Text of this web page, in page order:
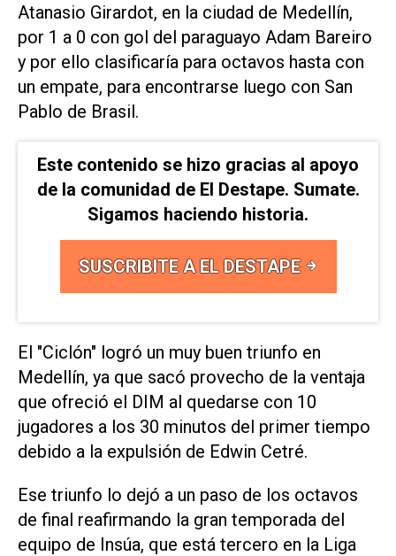
Atanasio Girardot, en la ciudad de Medellín,
por 1 a 0 con gol del paraguayo Adam Bareiro
y por ello clasificaría para octavos hasta con
un empate, para encontrarse luego con San
Pablo de Brasil.
Este contenido se hizo gracias al apoyo
de la comunidad de El Destape. Sumate.
Sigamos haciendo historia.
SUSCRIBITE A EL DESTAPE
El "Ciclón" logró un muy buen triunfo en
Medellín, ya que sacó provecho de la ventaja
que ofreció el DIM al quedarse con 10
jugadores a los 30 minutos del primer tiempo
debido a la expulsión de Edwin Cetré.
Ese triunfo lo dejó a un paso de los octavos
de final reafirmando la gran temporada del
equipo de Insúa, que está tercero en la Liga